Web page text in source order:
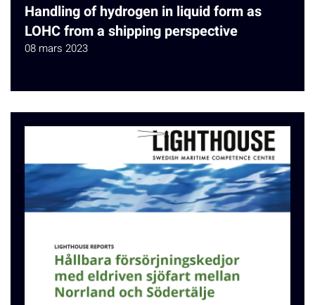
Handling of hydrogen in liquid form as
LOHC from a shipping perspective
08 mars 2023